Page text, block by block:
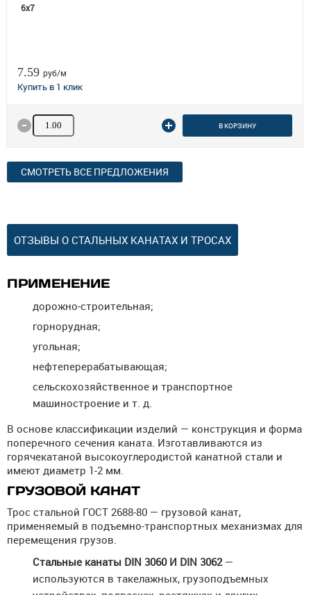
6x7
7.59 руб/м
Количество товара В КОРЗИНУ
СМОТРЕТЬ ВСЕ ПРЕДЛОЖЕНИЯ
ОТЗЫВЫ О СТАЛЬНЫХ КАНАТАХ И ТРОСАХ
ПРИМЕНЕНИЕ
дорожно-строительная;
горнорудная;
угольная;
нефтеперерабатывающая;
сельскохозяйственное и транспортное
машиностроение и т. д.
В основе классификации изделий — конструкция и форма
поперечного сечения каната. Изготавливаются из
горячекатаной высокоуглеродистой канатной стали и
имеют диаметр 1-2 мм.
ГРУЗОВОЙ КАНАТ
Трос стальной ГОСТ 2688-80 — грузовой канат,
применяемый в подъемно-транспортных механизмах для
перемещения грузов.
Стальные канаты DIN 3060 И DIN 3062—
используются в такелажных, грузоподъемных